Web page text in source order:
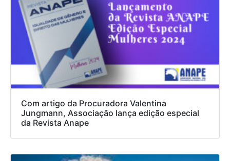
Com artigo da Procuradora Valentina
Jungmann, Associação lança edição especial
da Revista Anape